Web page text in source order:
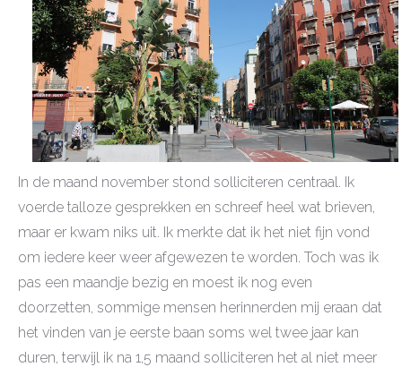
In de maand november stond solliciteren centraal. Ik
voerde talloze gesprekken en schreef heel wat brieven,
maar er kwam niks uit. Ik merkte dat ik het niet fijn vond
om iedere keer weer afgewezen te worden. Toch was ik
pas een maandje bezig en moest ik nog even
doorzetten, sommige mensen herinnerden mij eraan dat
het vinden van je eerste baan soms wel twee jaar kan
duren, terwijl ik na 1,5 maand solliciteren het al niet meer